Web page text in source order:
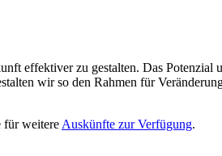
effektiver zu gestalten. Das Potenzial
wir so den Rahmen für
für weitere Auskünfte zur Verfügung.